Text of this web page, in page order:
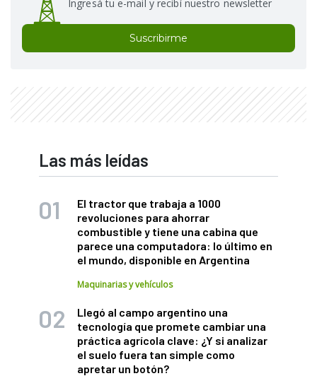
Ingresá tu e-mail y recibí nuestro newsletter
Suscribirme
Las más leídas
El tractor que trabaja a 1000
revoluciones para ahorrar
combustible y tiene una cabina que
parece una computadora: lo último en
el mundo, disponible en Argentina
Maquinarias y vehículos
Llegó al campo argentino una
tecnología que promete cambiar una
práctica agrícola clave: ¿Y si analizar
el suelo fuera tan simple como
apretar un botón?